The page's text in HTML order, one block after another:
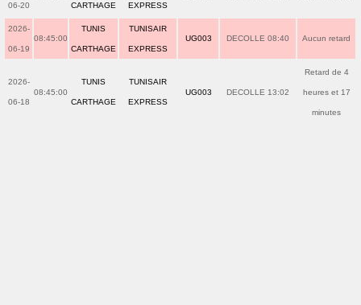
06-20 CARTHAGE EXPRESS
2026-
06-19
08:45:00
TUNIS
CARTHAGE
TUNISAIR
EXPRESS
UG003 DECOLLE 08:40 Aucun retard
2026-
06-18
08:45:00
TUNIS
CARTHAGE
TUNISAIR
EXPRESS
UG003 DECOLLE 13:02
Retard de 4
heures et 17
minutes